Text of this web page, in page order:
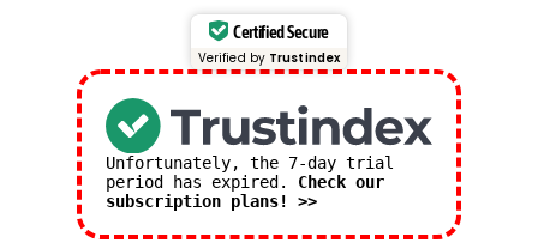
Certified Secure
Verified by Trustindex
Unfortunately, the 7-day trial
period has expired. Check our
subscription plans! >>